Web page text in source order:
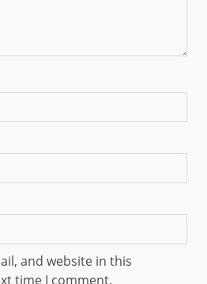
and website in this
time I comment.